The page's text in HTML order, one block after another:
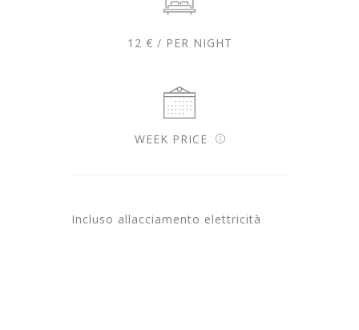
12 € / PER NIGHT
WEEK PRICE
Incluso allacciamento elettricità